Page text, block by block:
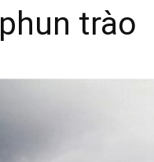
trào